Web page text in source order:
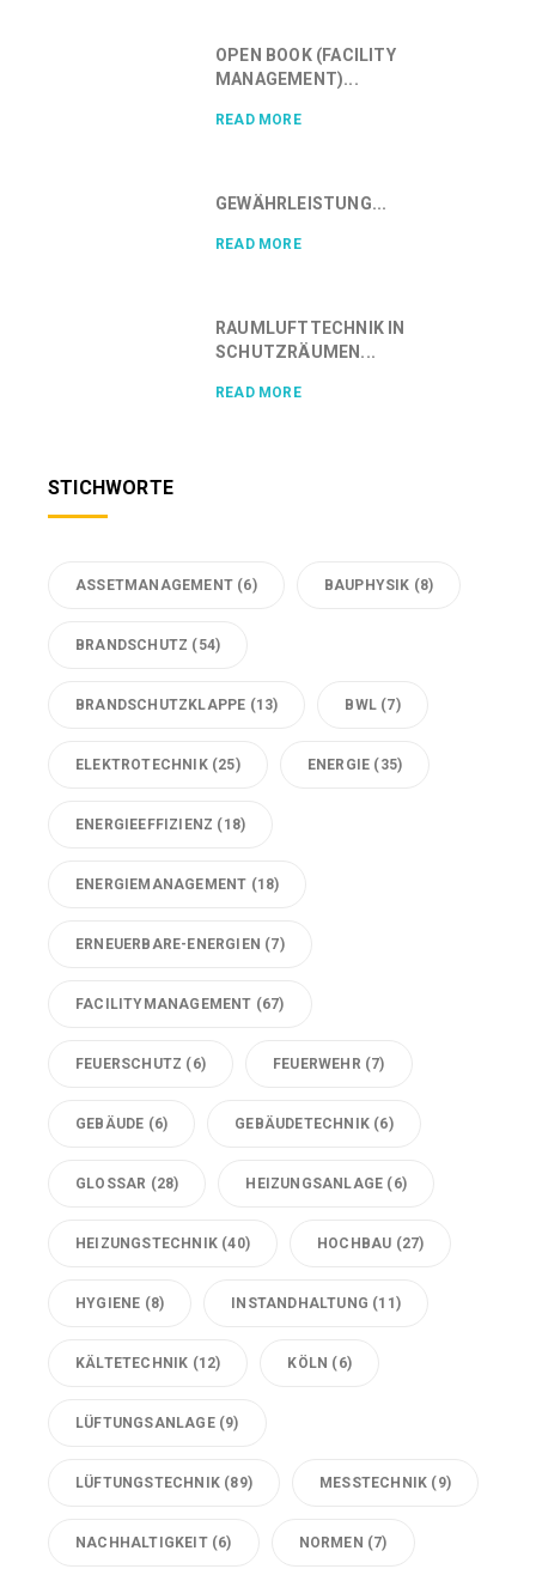
OPEN BOOK (FACILITY
MANAGEMENT)...
READ MORE
GEWÄHRLEISTUNG...
READ MORE
RAUMLUFTTECHNIK IN
SCHUTZRÄUMEN...
READ MORE
STICHWORTE
ASSETMANAGEMENT (6) BAUPHYSIK (8)
BRANDSCHUTZ (54)
BRANDSCHUTZKLAPPE (13) BWL (7)
ELEKTROTECHNIK(25) ENERGIE (35)
ENERGIEEFFIZIENZ (18)
ENERGIEMANAGEMENT (18)
ERNEUERBARE-ENERGIEN (7)
FACILITYMANAGEMENT (67)
FEUERSCHUTZ (6) FEUERWEHR (7)
GEBÄUDE (6) GEBÄUDETECHNIK (6)
GLOSSAR (28) HEIZUNGSANLAGE (6)
HEIZUNGSTECHNIK (40) HOCHBAU (27)
HYGIENE (8) INSTANDHALTUNG (11)
KÄLTETECHNIK (12) KÖLN (6)
LÜFTUNGSANLAGE(9)
LÜFTUNGSTECHNIK (89) MESSTECHNIK (9)
NACHHALTIGKEIT(6) NORMEN (7)